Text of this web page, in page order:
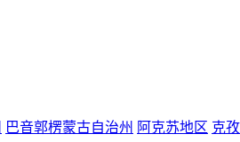
巴音郭楞蒙古自治州 阿克苏地区 克